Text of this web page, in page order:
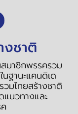
งชาติ
มาชิกพรรครวม
ฐานะแคนดิเด
มไทยสร้างชาติ
แนวทางและ